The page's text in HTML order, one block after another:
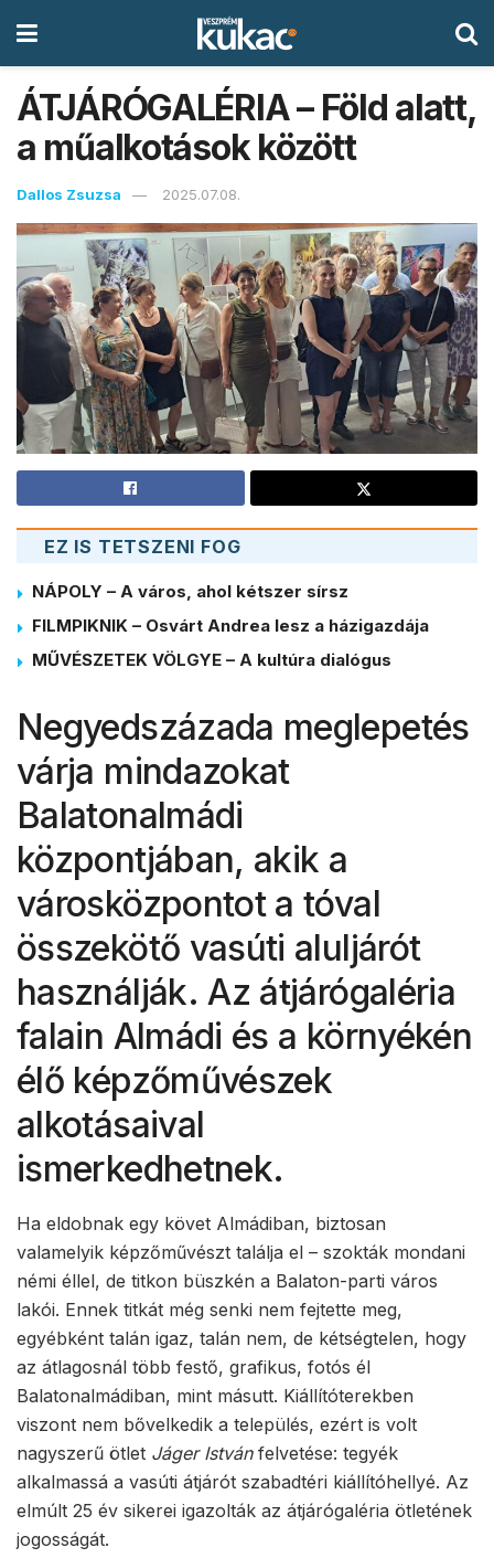
ÁTJÁRÓGALÉRIA – Föld alatt,
a műalkotások között
Dallos Zsuzsa 2025.07.08.
EZ IS TETSZENI FOG
NÁPOLY – A város, ahol kétszer sírsz
FILMPIKNIK – Osvárt Andrea lesz a házigazdája
MŰVÉSZETEK VÖLGYE – A kultúra dialógus
Negyedszázada meglepetés
várja mindazokat
Balatonalmádi
központjában, akik a
városközpontot a tóval
összekötő vasúti aluljárót
használják. Az átjárógaléria
falain Almádi és a környékén
élő képzőművészek
alkotásaival
ismerkedhetnek.
Ha eldobnak egy követ Almádiban, biztosan
valamelyik képzőművészt találja el – szokták mondani
némi éllel, de titkon büszkén a Balaton-parti város
lakói. Ennek titkát még senki nem fejtette meg,
egyébként talán igaz, talán nem, de kétségtelen, hogy
az átlagosnál több festő, grafikus, fotós él
Balatonalmádiban, mint másutt. Kiállítóterekben
viszont nem bővelkedik a település, ezért is volt
nagyszerű ötlet Jáger Istvánfelvetése: tegyék
alkalmassá a vasúti átjárót szabadtéri kiállítóhellyé. Az
elmúlt 25 év sikerei igazolták az átjárógaléria ötletének
jogosságát.